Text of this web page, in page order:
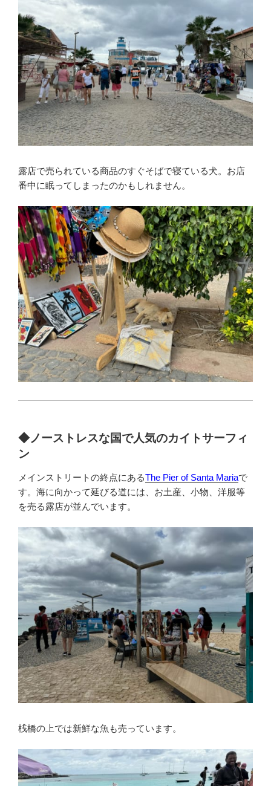
露店で売られている商品のすぐそばで寝ている犬。お店
番中に眠ってしまったのかもしれません。
◆ノーストレスな国で人気のカイトサーフィ
ン
メインストリートの終点にあるThe Pier of Santa Mariaで
す。海に向かって延びる道には、お土産、小物、洋服等
を売る露店が並んでいます。
桟橋の上では新鮮な魚も売っています。